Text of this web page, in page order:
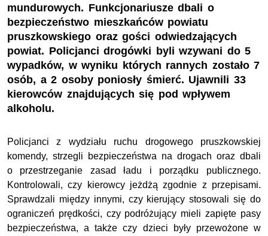
mundurowych. Funkcjonariusze dbali o
bezpieczeństwo mieszkańców powiatu
pruszkowskiego oraz gości odwiedzających
powiat. Policjanci drogówki byli wzywani do 5
wypadków, w wyniku których rannych zostało 7
osób, a 2 osoby poniosły śmierć. Ujawnili 33
kierowców znajdujących się pod wpływem
alkoholu.
Policjanci z wydziału ruchu drogowego pruszkowskiej
komendy, strzegli bezpieczeństwa na drogach oraz dbali
o przestrzeganie zasad ładu i porządku publicznego.
Kontrolowali, czy kierowcy jeżdżą zgodnie z przepisami.
Sprawdzali między innymi, czy kierujący stosowali się do
ograniczeń prędkości, czy podróżujący mieli zapięte pasy
bezpieczeństwa, a także czy dzieci były przewożone w